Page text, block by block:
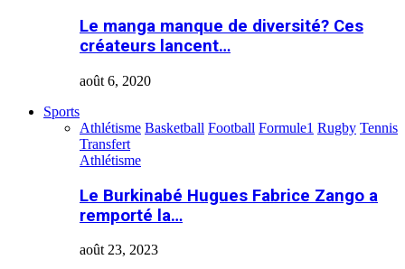
Le manga manque de diversité? Ces
créateurs lancent…
août 6, 2020
Sports
Athlétisme Basketball Football Formule1 Rugby Tennis
Transfert
Athlétisme
Le Burkinabé Hugues Fabrice Zango a
remporté la…
août 23, 2023